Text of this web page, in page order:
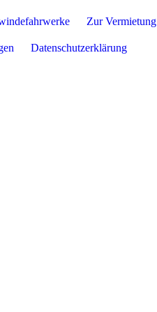
Zur Vermietung
Datenschutzerklärung